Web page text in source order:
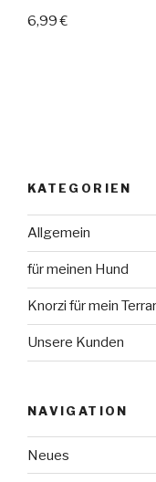
6,99€
KATEGORIEN
Allgemein
für meinen Hund
Knorzi für mein
Unsere Kunden
NAVIGATION
Neues